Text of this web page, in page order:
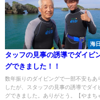
海
タッフの見事の誘導でダイビ
グできました！！
数年振りのダイビングで一部不安もあ
したが、スタッフの見事の誘導でダイ
グできました。ありがとう。【やまち